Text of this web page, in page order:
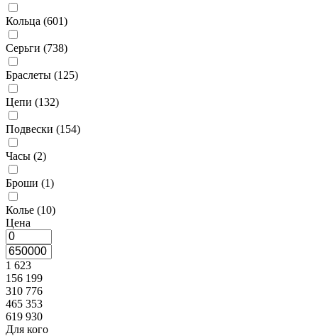
Кольца (601)
Серьги (738)
Браслеты (125)
Цепи (132)
Подвески (154)
Часы (2)
Броши (1)
Колье (10)
Цена
1 623
156 199
310 776
465 353
619 930
Для кого